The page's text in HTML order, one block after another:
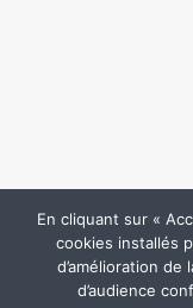
En cliquant sur «
cookies installés
d’amélioration
d’audience